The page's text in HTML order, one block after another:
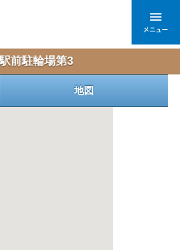
前駐輪場第3
地図